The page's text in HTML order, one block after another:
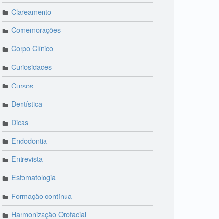
Clareamento
Comemorações
Corpo Clínico
Curiosidades
Cursos
Dentística
Dicas
Endodontia
Entrevista
Estomatologia
Formação contínua
Harmonização Orofacial